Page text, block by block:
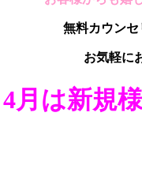
無料カウン
お気軽に
新規様